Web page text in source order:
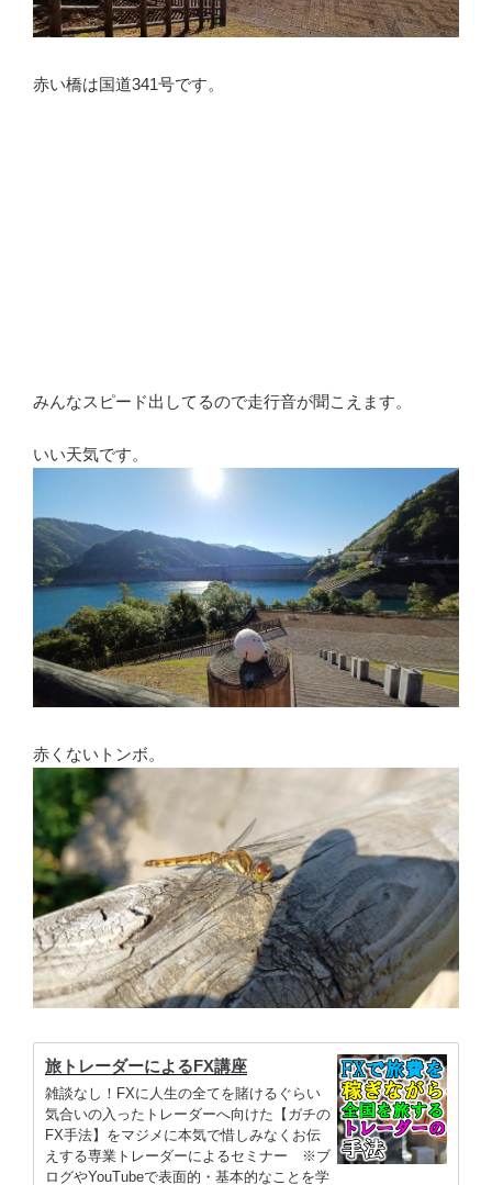
赤い橋は国道341号です。
いい天気です。
赤くないトンボ。
雑談なし！FXに人生の全てを賭けるぐらい
気合いの入ったトレーダーへ向けた【ガチの
FX手法】をマジメに本気で惜しみなくお伝
えする専業トレーダーによるセミナー ※ブ
ログやYouTubeで表面的・基本的なことを学
んでから受講して下さい。